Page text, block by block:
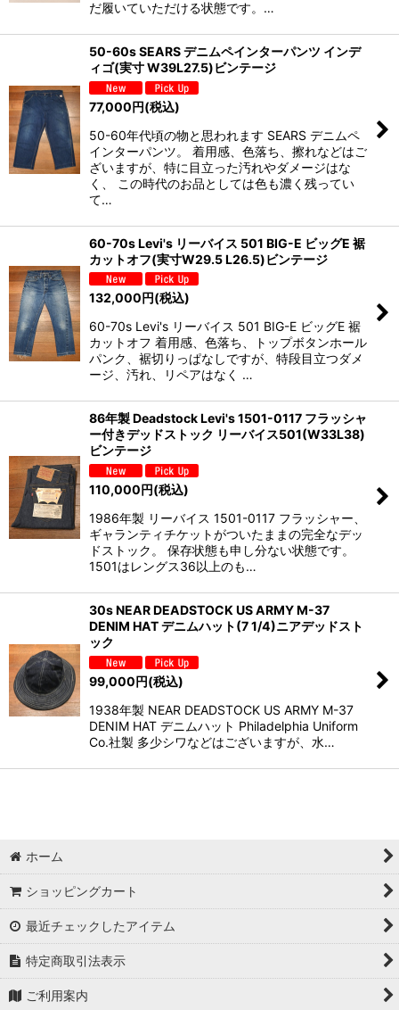
だ履いていただける状態です。…
50-60s SEARS デニムペインターパンツ インデ
ィゴ(実寸 W39L27.5)ビンテージ
77,000円(税込)
50-60年代頃の物と思われます SEARS デニムペ
インターパンツ。 着用感、色落ち、擦れなどはご
ざいますが、特に目立った汚れやダメージはな
く、 この時代のお品としては色も濃く残ってい
て…
60-70s Levi's リーバイス 501 BIG-E ビッグE 裾
カットオフ(実寸W29.5 L26.5)ビンテージ
132,000円(税込)
60-70s Levi's リーバイス 501 BIG-E ビッグE 裾
カットオフ 着用感、色落ち、トップボタンホール
パンク、裾切りっぱなしですが、特段目立つダメ
ージ、汚れ、リペアはなく …
86年製 Deadstock Levi's 1501-0117 フラッシャ
ー付きデッドストック リーバイス501(W33L38)
ビンテージ
110,000円(税込)
1986年製 リーバイス 1501-0117 フラッシャー、
ギャランティチケットがついたままの完全なデッ
ドストック。 保存状態も申し分ない状態です。
1501はレングス36以上のも…
30s NEAR DEADSTOCK US ARMY M-37
DENIM HAT デニムハット(7 1/4)ニアデッドスト
ック
99,000円(税込)
1938年製 NEAR DEADSTOCK US ARMY M-37
DENIM HAT デニムハット Philadelphia Uniform
Co.社製 多少シワなどはございますが、水…
ホーム
ショッピングカート
最近チェックしたアイテム
特定商取引法表示
ご利用案内